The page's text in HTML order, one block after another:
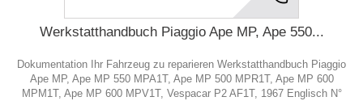
Werkstatthandbuch Piaggio Ape MP, Ape 550...
Dokumentation Ihr Fahrzeug zu reparieren Werkstatthandbuch Piaggio
Ape MP, Ape MP 550 MPA1T, Ape MP 500 MPR1T, Ape MP 600
MPM1T, Ape MP 600 MPV1T, Vespacar P2 AF1T, 1967 Englisch N°